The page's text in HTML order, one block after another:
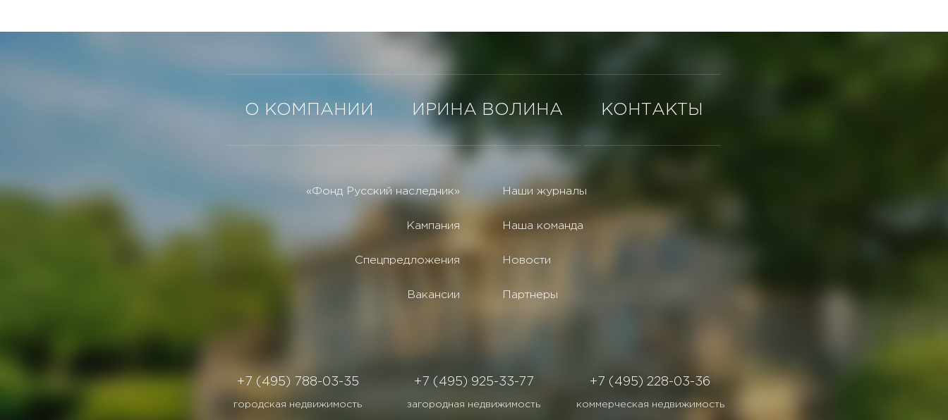
О КОМПАНИИ ИРИНА ВОЛИНА КОНТАКТЫ
«Фонд Русский наследник»
Кампания
Спецпредложения
Вакансии
Наши журналы
Наша команда
Новости
Партнеры
+7 (495) 788-03-35
городская недвижимость
+7 (495) 925-33-77
загородная недвижимость
+7 (495) 228-03-36
коммерческая недвижимость